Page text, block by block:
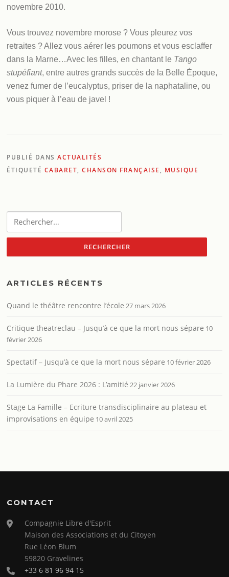
novembre 2010.
Vous trouvez novembre morose ? Vous pleurez vos
retraites ? Allez vous aérer les poumons et vous esclaffer
dans la Marne…Avec les filles, en chantant le Tango
stupéfiant, entre autres grands succès de la Belle Époque,
venez fumer de l’eucalyptus, priser de la naphataline, ou
vous piquer à l’eau de javel !
PUBLIÉ DANSACTUALITÉS
ÉTIQUETÉ CABARET,CHANSON FRANÇAISE , MUSIQUE
ARTICLES RÉCENTS
Quand le théâtre rencontre l’école 27 mars 2026
Critique theatreclau – Jusqu’à ce que la mort nous sépare 10
février 2026
Spectatif – Jusqu’à ce que la mort nous sépare 10 février 2026
La Lumière du Phare 2026 : L’amitié 22 janvier 2026
Stage La Famille – Ecriture transdisciplinaire au plateau et
improvisations en équipe 10 avril 2025
CONTACT
Compagnie Libre d'Esprit
Maison des Associations et du Citoyen
Rue Léon Blum
59820 Gravelines
+33 6 81 96 94 15